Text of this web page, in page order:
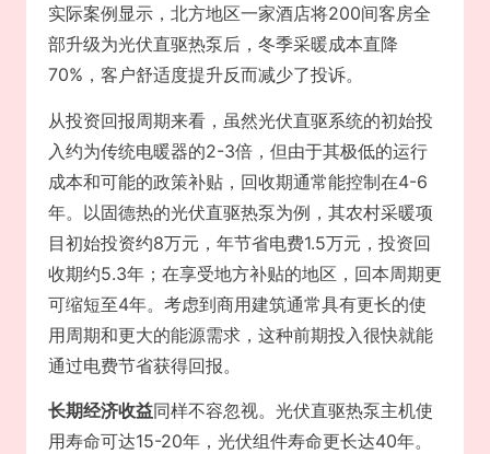
实际案例显示，北方地区一家酒店将200间客房全
部升级为光伏直驱热泵后，冬季采暖成本直降
70%，客户舒适度提升反而减少了投诉。
从投资回报周期来看，虽然光伏直驱系统的初始投
入约为传统电暖器的2-3倍，但由于其极低的运行
成本和可能的政策补贴，回收期通常能控制在4-6
年。以固德热的光伏直驱热泵为例，其农村采暖项
目初始投资约8万元，年节省电费1.5万元，投资回
收期约5.3年；在享受地方补贴的地区，回本周期更
可缩短至4年。考虑到商用建筑通常具有更长的使
用周期和更大的能源需求，这种前期投入很快就能
通过电费节省获得回报。
长期经济收益同样不容忽视。光伏直驱热泵主机使
用寿命可达15-20年，光伏组件寿命更长达40年。